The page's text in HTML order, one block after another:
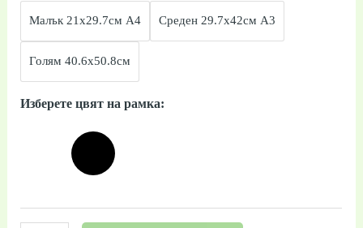
Малък 21x29.7см А4 Среден 29.7x42см А3
Голям 40.6x50.8см
Изберете цвят на рамка: